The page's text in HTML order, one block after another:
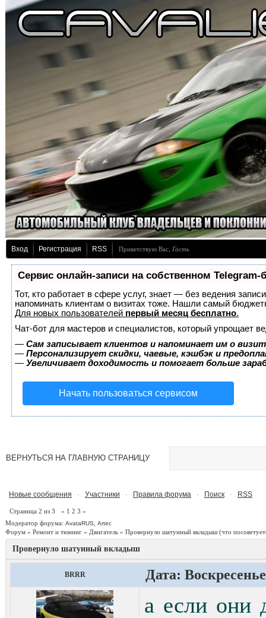
Вход Регистрация RSS Приветствую Вас Гость
Сервис онлайн-записи на собственном Telegram-
Тот, кто работает в сфере услуг, знает — без ведения
напоминать клиентам о визитах тоже. Нашли самый
Для новых пользователей первый месяц бесплатно.
Чат-бот для мастеров и специалистов, который упрощает
— Сам записывает клиентов и напоминает им о
— Персонализирует скидки, чаевые, кэшбэк и
— Увеличивает доходимость и помогает больше
Начать пользоваться сервисом
ВЕРНУТЬСЯ НА ГЛАВНУЮ СТРАНИЦУ
Новые сообщения · Участники · Правила форума · Поиск · RSS
Страница 2 из 3 « 1 2 3 »
Модератор форума: AvataRUS Artec
Форум » Ремонт и тюнинг » Двигатель » Провернуло шатунный вкладыш (что
Провернуло шатунный вкладыш
BRRR Дата:
а если они